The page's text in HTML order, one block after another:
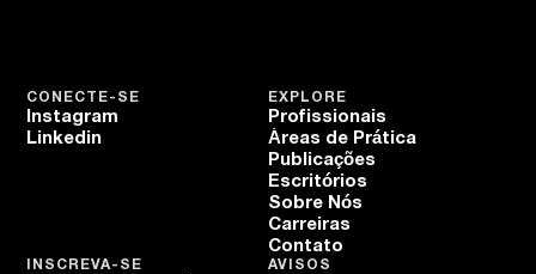
EXPLORE
Profissionais
Áreas de Prática
Publicações
Escritórios
Sobre Nós
Carreiras
Contato
CONECTE-SE
Instagram
Linkedin
AVISOS
INSCREVA-SE